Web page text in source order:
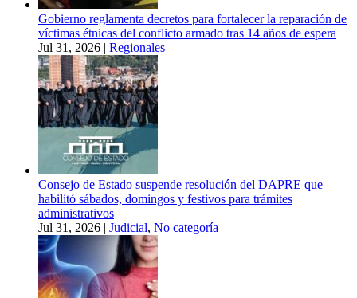
Gobierno reglamenta decretos para fortalecer la reparación de
víctimas étnicas del conflicto armado tras 14 años de espera
Jul 31, 2026 | Regionales
Consejo de Estado suspende resolución del DAPRE que
habilitó sábados, domingos y festivos para trámites
administrativos
Jul 31, 2026 | Judicial, No categoría